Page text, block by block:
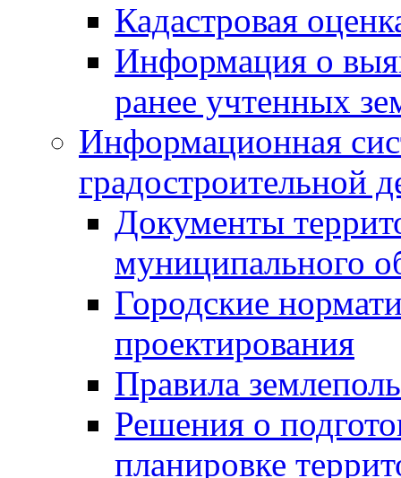
Кадастровая
Информация о
ранее учтенных
Информационная
градостроительной
Документы
муниципального
Городские
проектирования
Правила
Решения о
планировке